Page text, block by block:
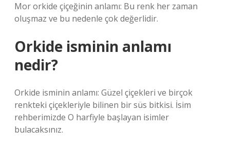
Mor orkide çiçeğinin anlamı: Bu renk her zaman
oluşmaz ve bu nedenle çok değerlidir.
Orkide isminin anlamı
nedir?
Orkide isminin anlamı: Güzel çiçekleri ve birçok
renkteki çiçekleriyle bilinen bir süs bitkisi. İsim
rehberimizde O harfiyle başlayan isimler
bulacaksınız.